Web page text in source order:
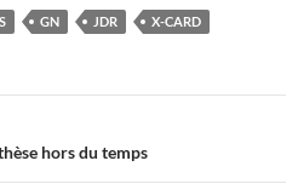
GN JDR X-CARD
hors du temps